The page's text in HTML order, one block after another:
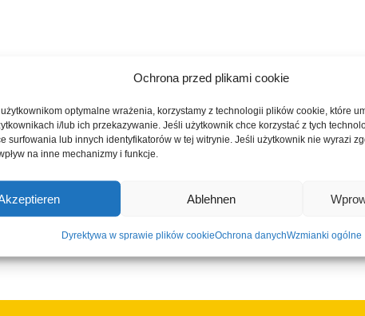
Ochrona przed plikami cookie
optymalne wrażenia, korzystamy z technologii plików cookie, które
i/lub ich przekazywanie. Jeśli użytkownik chce korzystać z tych
surfowania lub innych identyfikatorów w tej witrynie. Jeśli użytkownik nie wyrazi
na inne mechanizmy i funkcje.
Ablehnen
Dyrektywa w sprawie plików cookieOchrona danychWzmianki ogólne
mail
Rynek cysterski Koppenwind